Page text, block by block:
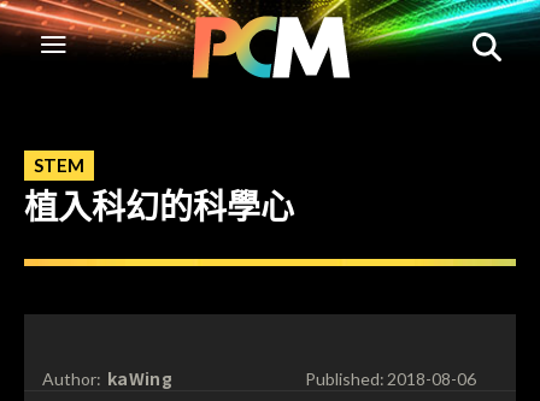
STEM
植入科幻的科學心
Author: kaWing Published:2018-08-06